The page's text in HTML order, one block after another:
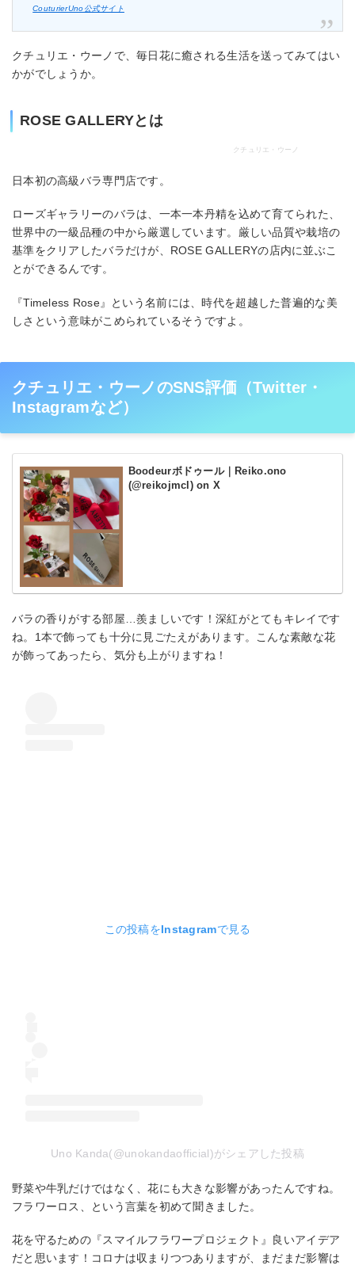
CouturierUno公式サイト
クチュリエ・ウーノで、毎日花に癒される生活を送ってみてはい
かがでしょうか。
ROSE GALLERYとは
クチュリエ・ウーノ
日本初の高級バラ専門店です。
ローズギャラリーのバラは、一本一本丹精を込めて育てられた、
世界中の一級品種の中から厳選しています。厳しい品質や栽培の
基準をクリアしたバラだけが、ROSE GALLERYの店内に並ぶこ
とができるんです。
『Timeless Rose』という名前には、時代を超越した普遍的な美
しさという意味がこめられているそうですよ。
クチュリエ・ウーノのSNS評価（Twitter・
Instagramなど）
Boodeurボドゥール｜Reiko.ono
(@reikojmcl) on X
バラの香りがする部屋…羨ましいです！深紅がとてもキレイです
ね。1本で飾っても十分に見ごたえがあります。こんな素敵な花
が飾ってあったら、気分も上がりますね！
この投稿をInstagramで見る
Uno Kanda(@unokandaofficial)がシェアした投稿
野菜や牛乳だけではなく、花にも大きな影響があったんですね。
フラワーロス、という言葉を初めて聞きました。
花を守るための『スマイルフラワープロジェクト』良いアイデア
だと思います！コロナは収まりつつありますが、まだまだ影響は